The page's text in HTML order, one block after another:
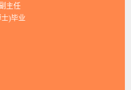
主任
)毕业